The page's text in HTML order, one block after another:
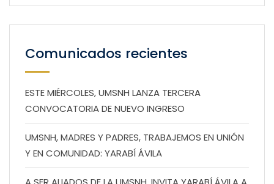
Comunicados recientes
ESTE MIÉRCOLES, UMSNH LANZA TERCERA
CONVOCATORIA DE NUEVO INGRESO
UMSNH, MADRES Y PADRES, TRABAJEMOS EN UNIÓN
Y EN COMUNIDAD: YARABÍ ÁVILA